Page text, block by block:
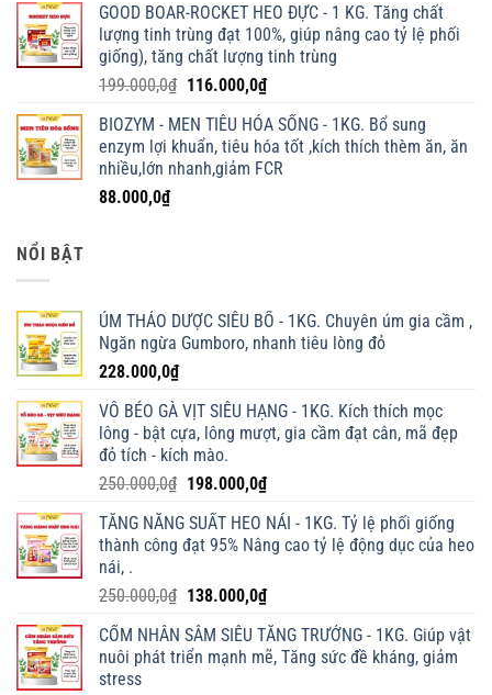
GOOD BOAR-ROCKET HEO ĐỰC - 1 KG. Tăng chất
lượng tinh trùng đạt 100%, giúp nâng cao tỷ lệ phối
giống), tăng chất lượng tinh trùng
199.000,0₫ Giá
là:
199.000,0₫.
116.000,0₫Giá
tại
là:
116.000,0₫.
BIOZYM - MEN TIÊU HÓA SỐNG - 1KG. Bổ sung
enzym lợi khuẩn, tiêu hóa tốt ,kích thích thèm ăn, ăn
nhiều,lớn nhanh,giảm FCR
88.000,0₫
NỔI BẬT
ÚM THẢO DƯỢC SIÊU BỔ - 1KG. Chuyên úm gia cầm ,
Ngăn ngừa Gumboro, nhanh tiêu lòng đỏ
228.000,0₫
VỖ BÉO GÀ VỊT SIÊU HẠNG - 1KG. Kích thích mọc
lông - bật cựa, lông mượt, gia cầm đạt cân, mã đẹp
đỏ tích - kích mào.
250.000,0₫ Giá
là:
250.000,0₫.
198.000,0₫Giá
tại
là:
TĂNG NĂNG SUẤT HEO NÁI - 1KG. Tỷ lệ phối giống
thành công đạt 95% Nâng cao tỷ lệ động dục của heo
nái, .
250.000,0₫ Giá
là:
250.000,0₫.
138.000,0₫Giá
tại
là:
CỐM NHÂN SÂM SIÊU TĂNG TRƯỞNG - 1KG. Giúp vật
nuôi phát triển mạnh mẽ, Tăng sức đề kháng, giảm
stress